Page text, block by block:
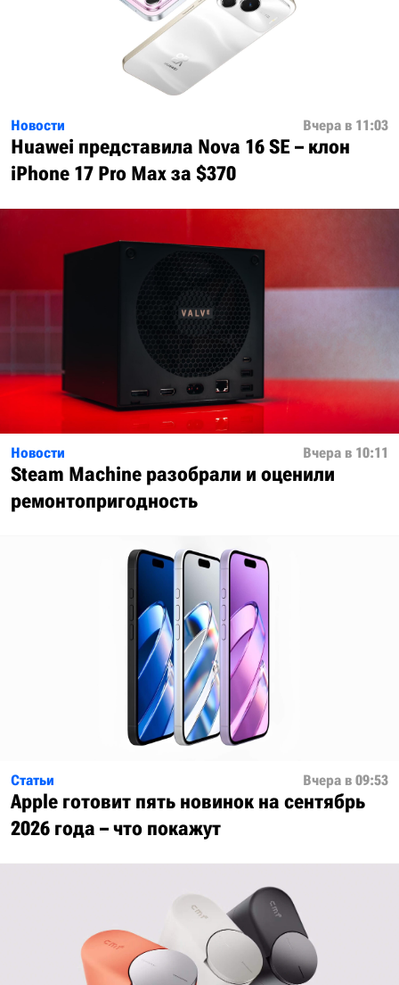
Новости Вчера в 11:03
Huawei представила Nova 16 SE – клон
iPhone 17 Pro Max за $370
Новости Вчера в 10:11
Steam Machine разобрали и оценили
ремонтопригодность
Статьи Вчера в 09:53
Apple готовит пять новинок на сентябрь
2026 года – что покажут